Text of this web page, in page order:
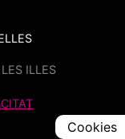
ILLES
Cookies